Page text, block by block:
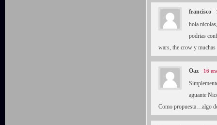
francisco
hola
podrias
wars, the crow y
Oaz 16
aguante
Como propuesta…algo